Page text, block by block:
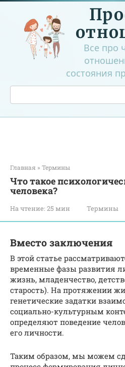
Перейти
контенту
Все про
состояния
Поиск:
Главная » Термины
Что такое
человека?
На чтение: 25 мин Термины
Вместо заключения
В этой статье
временные фазы развития
жизнь, младенчество,
старость). На протяжении
генетические задатки
социально-культурным
определяют поведение
его личности.
Таким образом, мы можем